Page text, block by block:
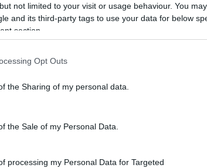
not limited to your visit or usage behaviour. You
and its third-party tags to use your data for below
section.
Opt Outs
the Sharing of my personal data.
the Sale of my Personal Data.
processing my Personal Data for Targeted